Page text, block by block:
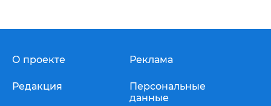
О проекте
Редакция
Реклама
Персональные
данные